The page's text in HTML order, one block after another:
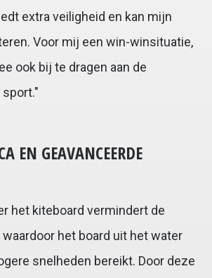
extra veiligheid en kan mijn
Voor mij een win-winsituatie,
ook bij te dragen aan de
EN GEAVANCEERDE
het kiteboard vermindert de
het board uit het water
snelheden bereikt. Door deze